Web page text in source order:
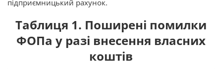
підприємницький рахунок.
Таблиця 1. Поширені помилки
ФОПа у разі внесення власних
коштів